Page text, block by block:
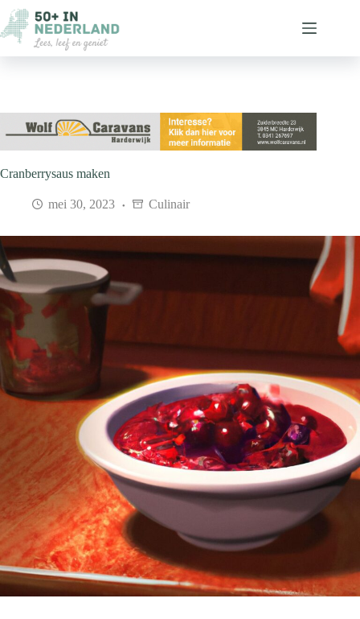
naar
de
inhoud
Cranberrysaus maken
mei 30, 2023 Culinair